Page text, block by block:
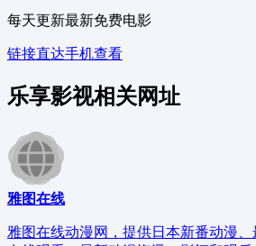
每天更新最新免费电影
链接直达手机查看
乐享影视相关网址
雅图在线
雅图在线动漫网，提供日本新番动漫